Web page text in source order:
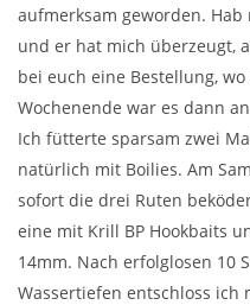
aufmerksam geworden.
und er hat mich überzeugt,
bei euch eine Bestellung,
Wochenende war es dann
Ich fütterte sparsam zwei
natürlich mit Boilies. Am
sofort die drei Ruten
eine mit Krill BP Hookbaits
14mm. Nach erfolglosen 10
Wassertiefen entschloss ich